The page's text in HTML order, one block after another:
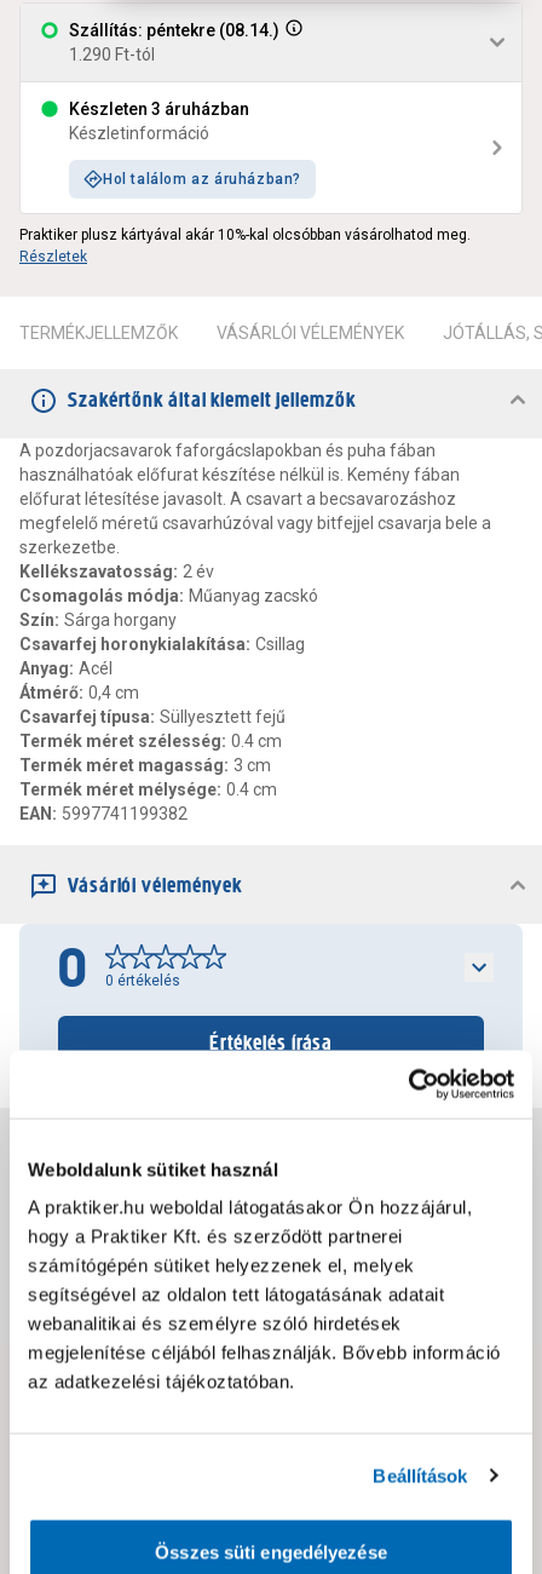
Weboldalunk sütiket használ
A praktiker.hu weboldal látogatásakor Ön hozzájárul,
hogy a Praktiker Kft. és szerződött partnerei
számítógépén sütiket helyezzenek el, melyek
segítségével az oldalon tett látogatásának adatait
webanalitikai és személyre szóló hirdetések
megjelenítése céljából felhasználják. Bővebb információ
az adatkezelési tájékoztatóban.
Beállítások
Összes süti engedélyezése
Szállítás: péntekre (08.14.)
1.290 Ft-tól
Készleten 3 áruházban
Készletinformáció
Hol találom az áruházban?
Praktiker plusz kártyával akár 10%-kal olcsóbban vásárolhatod meg.
Részletek
TERMÉKJELLEMZŐK VÁSÁRLÓI VÉLEMÉNYEK JÓTÁLLÁS,
Szakértőnk által kiemelt jellemzők
A pozdorjacsavarok faforgácslapokban és puha fában
használhatóak előfurat készítése nélkül is. Kemény fában
előfurat létesítése javasolt. A csavart a becsavarozáshoz
megfelelő méretű csavarhúzóval vagy bitfejjel csavarja bele a
szerkezetbe.
Kellékszavatosság: 2 év
Csomagolás módja: Műanyag zacskó
Szín: Sárga horgany
Csavarfej horonykialakítása: Csillag
Anyag: Acél
Átmérő: 0,4 cm
Csavarfej típusa: Süllyesztett fejű
Termék méret szélesség: 0.4 cm
Termék méret magasság: 3 cm
Termék méret mélysége: 0.4 cm
EAN : 5997741199382
Vásárlói vélemények
0 0 értékelés
Értékelés írása
Csomagolási és súly információk
Dokumentumok, felelős személy
Neked ajánljuk!